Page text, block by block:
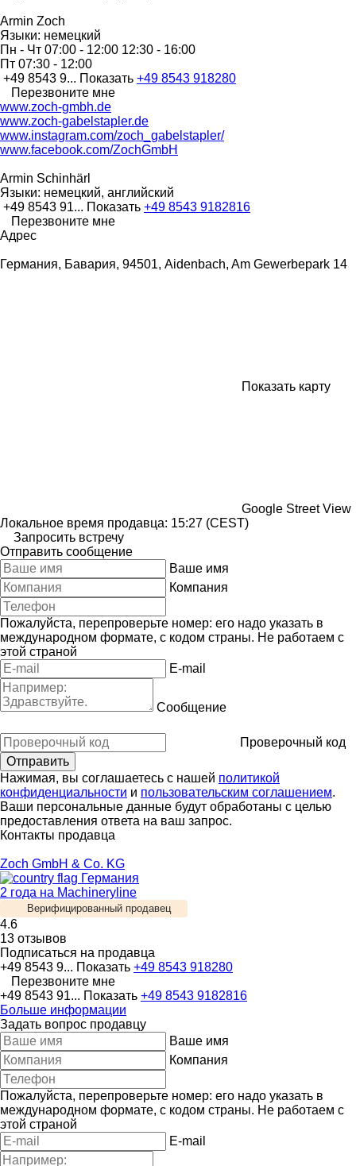
Armin Zoch
Языки: немецкий
Пн - Чт 07:00 - 12:00 12:30 - 16:00
Пт 07:30 - 12:00
+49 8543 9... Показать +49 8543 918280
Перезвоните мне
www.zoch-gmbh.de
www.zoch-gabelstapler.de
www.instagram.com/zoch_gabelstapler/
www.facebook.com/ZochGmbH
Armin Schinhärl
Языки: немецкий, английский
+49 8543 91... Показать +49 8543 9182816
Перезвоните мне
Адрес
Германия, Бавария, 94501, Aidenbach, Am Gewerbepark 14
Показать карту
Google Street View
Локальное время продавца: 15:27 (CEST)
Запросить встречу
Отправить сообщение
Ваше имя
Компания
Пожалуйста, перепроверьте номер: его надо указать в
международном формате, с кодом страны. Не работаем с
этой страной
E-mail
Сообщение
Проверочный код
Нажимая, вы соглашаетесь с нашей политикой
конфиденциальности и пользовательским соглашением.
Ваши персональные данные будут обработаны с целью
предоставления ответа на ваш запрос.
Контакты продавца
Zoch GmbH & Co. KG
Германия
2 года на Machineryline
Верифицированный продавец
4.6
13 отзывов
Подписаться на продавца
+49 8543 9... Показать +49 8543 918280
Перезвоните мне
+49 8543 91... Показать +49 8543 9182816
Больше информации
Задать вопрос продавцу
Ваше имя
Компания
Пожалуйста, перепроверьте номер: его надо указать в
международном формате, с кодом страны. Не работаем с
этой страной
E-mail